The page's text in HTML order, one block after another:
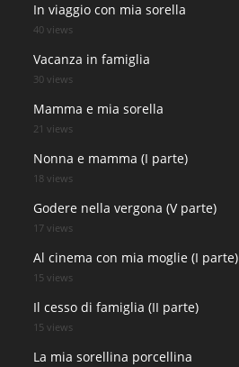
In viaggio con mia sorella
40 views
Vacanza in famiglia
30 views
Mamma e mia sorella
21 views
Nonna e mamma (I parte)
18 views
Godere nella vergona (V parte)
17 views
Al cinema con mia moglie (I parte)
15 views
Il cesso di famiglia (II parte)
15 views
La mia sorellina porcellina